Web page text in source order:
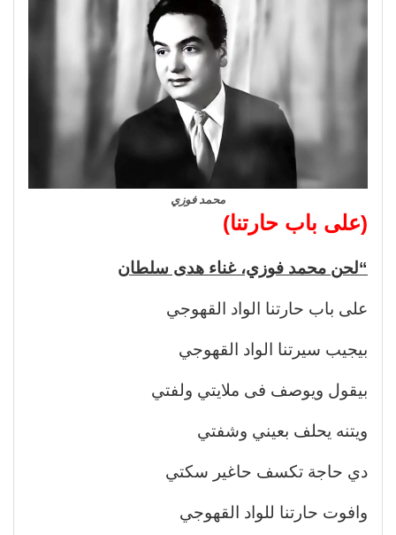
محمد فوزي
(على باب حارتنا)
“لحن محمد فوزي، غناء هدى سلطان
على باب حارتنا الواد القهوجي
بيجيب سيرتنا الواد القهوجي
بيقول ويوصف فى ملايتي ولفتي
ويتنه يحلف بعيني وشفتي
دي حاجة تكسف حاغير سكتي
وافوت حارتنا للواد القهوجي